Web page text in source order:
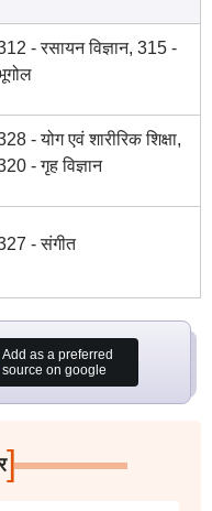
- रसायन विज्ञान, 315 -
- योग एवं शारीरिक शिक्षा,
- गृह विज्ञान
- संगीत
Add as a preferred
source on google
]